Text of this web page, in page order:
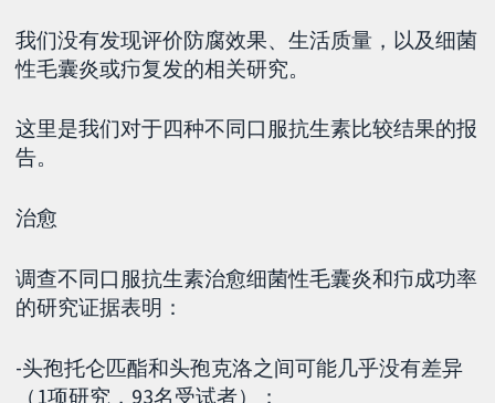
我们没有发现评价防腐效果、生活质量，以及细菌
性毛囊炎或疖复发的相关研究。
这里是我们对于四种不同口服抗生素比较结果的报
告。
治愈
调查不同口服抗生素治愈细菌性毛囊炎和疖成功率
的研究证据表明：
-头孢托仑匹酯和头孢克洛之间可能几乎没有差异
（1项研究，93名受试者）；